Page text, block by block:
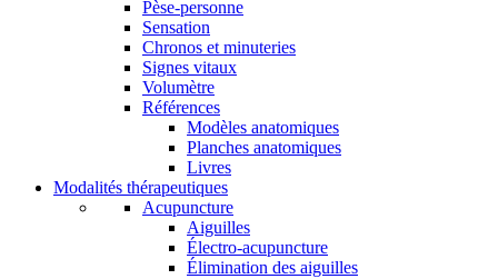
Pèse-personne
Sensation
Chronos et minuteries
Signes vitaux
Volumètre
Références
Modèles anatomiques
Planches anatomiques
Livres
Modalités thérapeutiques
Acupuncture
Aiguilles
Électro-acupuncture
Élimination des aiguilles